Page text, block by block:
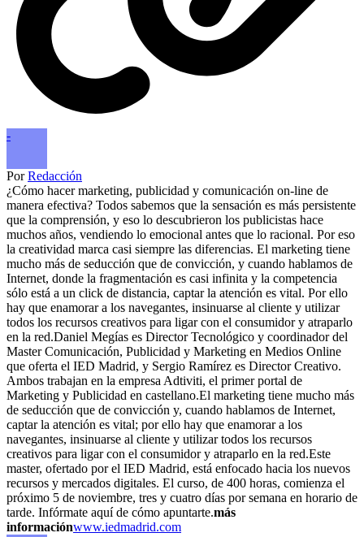
-
PorRedacción
¿Cómo hacer marketing, publicidad y comunicación on-line de
manera efectiva? Todos sabemos que la sensación es más persistente
que la comprensión, y eso lo descubrieron los publicistas hace
muchos años, vendiendo lo emocional antes que lo racional. Por eso
la creatividad marca casi siempre las diferencias. El marketing tiene
mucho más de seducción que de convicción, y cuando hablamos de
Internet, donde la fragmentación es casi infinita y la competencia
sólo está a un click de distancia, captar la atención es vital. Por ello
hay que enamorar a los navegantes, insinuarse al cliente y utilizar
todos los recursos creativos para ligar con el consumidor y atraparlo
en la red.Daniel Megías es Director Tecnológico y coordinador del
Master Comunicación, Publicidad y Marketing en Medios Online
que oferta el IED Madrid, y Sergio Ramírez es Director Creativo.
Ambos trabajan en la empresa Adtiviti, el primer portal de
Marketing y Publicidad en castellano.El marketing tiene mucho más
de seducción que de convicción y, cuando hablamos de Internet,
captar la atención es vital; por ello hay que enamorar a los
navegantes, insinuarse al cliente y utilizar todos los recursos
creativos para ligar con el consumidor y atraparlo en la red.Este
master, ofertado por el IED Madrid, está enfocado hacia los nuevos
recursos y mercados digitales. El curso, de 400 horas, comienza el
próximo 5 de noviembre, tres y cuatro días por semana en horario de
tarde. Infórmate aquí de cómo apuntarte.más
informaciónwww.iedmadrid.com